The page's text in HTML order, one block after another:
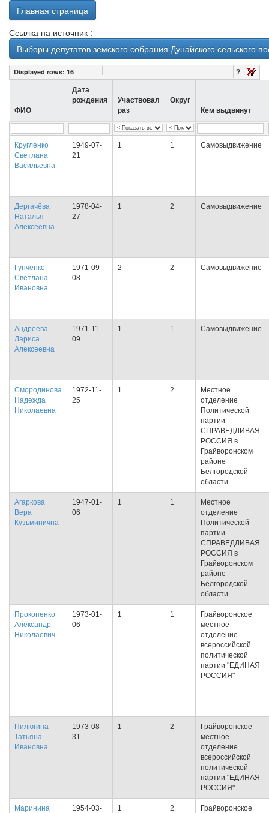
Главная страница
Ссылка на источник :
Выборы депутатов земского собрания Дунайского сельского
Displayed rows: 16 ?
ФИО
Дата
рождения
Участвовал
раз
Округ
Кем выдвинут
Кругленко
Светлана
Васильевна
1949-07-
21
1 1 Самовыдвижение
Дергачёва
Наталья
Алексеевна
1978-04-
27
1 2 Самовыдвижение
Гунченко
Светлана
Ивановна
1971-09-
08
2 2 Самовыдвижение
Андреева
Лариса
Алексеевна
1971-11-
09
1 1 Самовыдвижение
Смородинова
Надежда
Николаевна
1972-11-
25
1 2
Местное
отделение
Политической
партии
СПРАВЕДЛИВАЯ
РОССИЯ в
Грайворонском
районе
Белгородской
области
Агаркова
Вера
Кузьминична
1947-01-
06
1 1
Местное
отделение
Политической
партии
СПРАВЕДЛИВАЯ
РОССИЯ в
Грайворонском
районе
Белгородской
области
Прокопенко
Александр
Николаевич
1973-01-
06
1 1
Грайворонское
местное
отделение
всероссийской
политической
партии "ЕДИНАЯ
РОССИЯ"
Пилюгина
Татьяна
Ивановна
1973-08-
31
1 2
Грайворонское
местное
отделение
всероссийской
политической
партии "ЕДИНАЯ
РОССИЯ"
Маринина
1954-03-
1 2
Грайворонское